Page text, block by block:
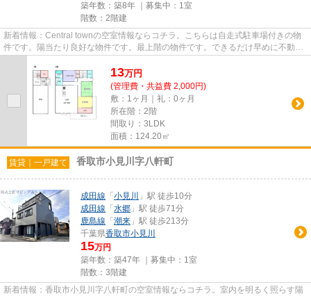
築年数：築8年 ｜募集中： 1室
階数：2階建
新着情報：Central townの空室情報ならコチラ。こちらは自走式駐車場付きの物
件です。陽当たり良好な物件です。最上階の物件です。できるだけ早めに不動産
13万円
(管理費・共益費 2,000円)
敷：1ヶ月｜礼：0ヶ月
所在階：2階
間取り：3LDK
面積：124.20㎡
賃貸｜一戸建て 香取市小見川字八軒町
成田線 「 小見川
」駅 徒歩10分
成田線 「 水郷 」駅 徒歩71分
鹿島線 「 潮来 」駅 徒歩213分
千葉県香取市小見川
15万円
築年数：築47年 ｜募集中： 1室
階数：3階建
新着情報：香取市小見川字八軒町の空室情報ならコチラ。室内を明るく照らす陽